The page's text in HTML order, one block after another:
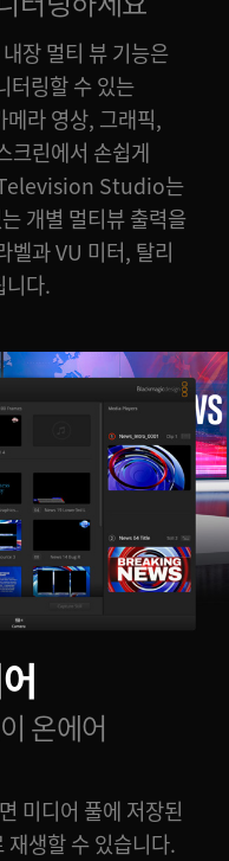
장 멀티 뷰 기능은
터링할 수 있는
라 영상, 그래픽,
크린에서 손쉽게
Television Studio는
개별 멀티뷰 출력을
벨과 VU 미터, 탈리
니다.
온에어
미디어 풀에 저장된
재생할 수 있습니다.